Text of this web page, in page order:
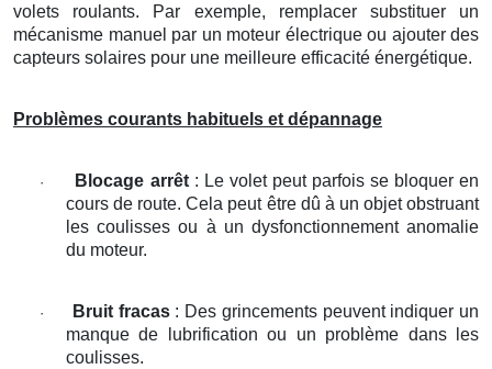
volets roulants. Par exemple, remplacer substituer un
mécanisme manuel par un moteur électrique ou ajouter des
capteurs solaires pour une meilleure efficacité énergétique.
Problèmes courants habituels et dépannage
· Blocage arrêt: Le volet peut parfois se bloquer en
cours de route. Cela peut être dû à un objet obstruant
les coulisses ou à un dysfonctionnement anomalie
du moteur.
· Bruit fracas: Des grincements peuvent indiquer un
manque de lubrification ou un problème dans les
coulisses.